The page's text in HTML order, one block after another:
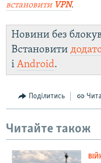
встановити VPN.
Новини без
Встановити
і Android.
Поділитись
Читайте також